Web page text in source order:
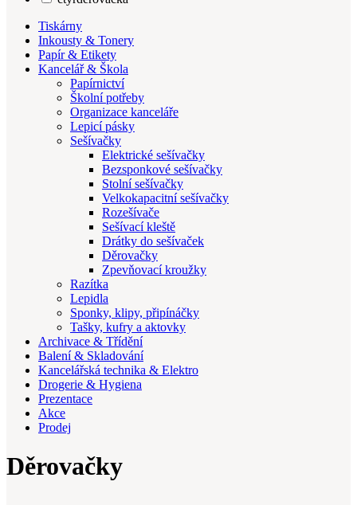
Tiskárny
Inkousty & Tonery
Papír & Etikety
Kancelář & Škola
Papírnictví
Školní potřeby
Organizace kanceláře
Lepicí pásky
Sešívačky
Elektrické sešívačky
Bezsponkové sešívačky
Stolní sešívačky
Velkokapacitní sešívačky
Rozešívače
Sešívací kleště
Drátky do sešívaček
Děrovačky
Zpevňovací kroužky
Razítka
Lepidla
Sponky, klipy, připínáčky
Tašky, kufry a aktovky
Archivace & Třídění
Balení & Skladování
Kancelářská technika & Elektro
Drogerie & Hygiena
Prezentace
Akce
Prodej
Děrovačky